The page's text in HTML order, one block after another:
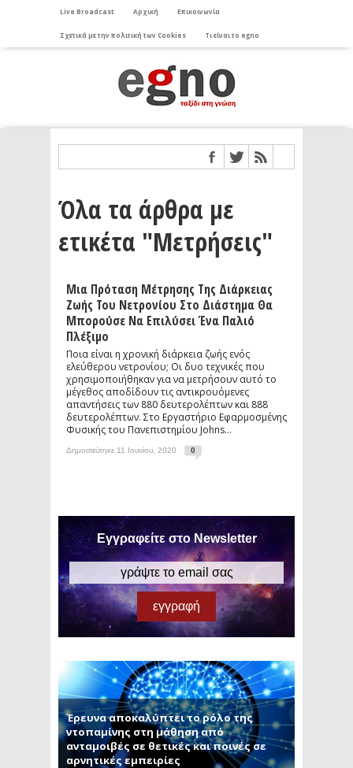
Live Broadcast Αρχική Επικοινωνία
Σχετικά με την πολιτική των Cookies Τι είναι το egno
Όλα τα άρθρα με
ετικέτα "Μετρήσεις"
Μια Πρόταση Μέτρησης Της Διάρκειας
Ζωής Του Νετρονίου Στο Διάστημα Θα
Μπορούσε Να Επιλύσει Ένα Παλιό
Πλέξιμο
Ποια είναι η χρονική διάρκεια ζωής ενός
ελεύθερου νετρονίου; Οι δυο τεχνικές που
χρησιμοποιήθηκαν για να μετρήσουν αυτό το
μέγεθος αποδίδουν τις αντικρουόμενες
απαντήσεις των 880 δευτερολέπτων και 888
δευτερολέπτων. Στο Εργαστήριο Εφαρμοσμένης
Φυσικής του Πανεπιστημίου Johns...
Δημοσιεύτηκε 11 Ιουνίου, 2020 0
Εγγραφείτε στο Newsletter
Έρευνα αποκαλύπτει το ρόλο της
ντοπαμίνης στη μάθηση από
ανταμοιβές σε θετικές και ποινές σε
αρνητικές εμπειρίες